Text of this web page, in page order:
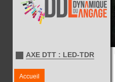
AXE DTT : LED-TDR
Accueil